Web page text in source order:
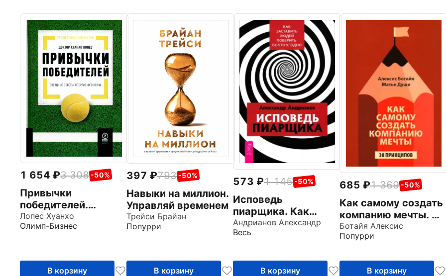
1 654 3 308 -50%
Привычки
победителей.
Звездные советы
спортивного врача
Лопес Хуанхо
Олимп-Бизнес
В корзину
397 793 -50%
Навыки на миллион.
Управляй временем
Трейси Брайан
Попурри
В корзину
573 1 145 -50%
Исповедь
пиарщика. Как
заставить людей
поверить во что
Андрианов Александр
Весь
В корзину
685 1 369 -50%
Как самому создать
компанию мечты. 30
принципов
предпринимателя
Ботайя Алексис
Попурри
В корзину